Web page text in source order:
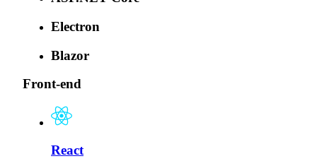
Electron
Blazor
Front-end
React